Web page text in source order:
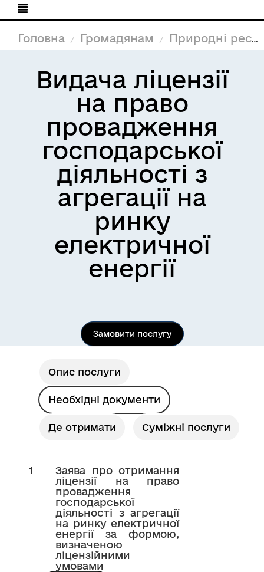
Головна Громадянам Природні ресурси та екологія
Видача ліцензії
на право
провадження
господарської
діяльності з
агрегації на
ринку
електричної
енергії
Замовити послугу
Опис послуги
Необхідні документи
Де отримати Суміжні послуги
1
Заява про отримання
ліцензії на право
провадження
господарської
діяльності з агрегації
на ринку електричної
енергії за формою,
визначеною
ліцензійними
умовами